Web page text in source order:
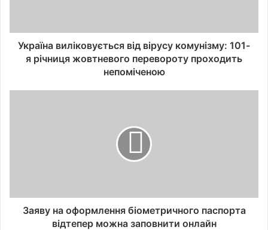
Україна виліковується від вірусу комунізму: 101-
я річниця жовтневого перевороту проходить
непоміченою
Заяву на оформлення біометричного паспорта
відтепер можна заповнити онлайн